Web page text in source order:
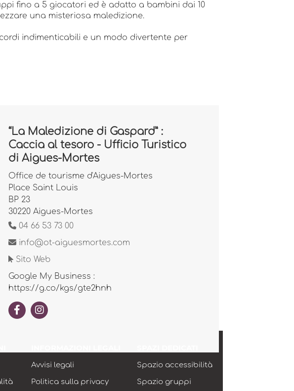
fino a 5 giocatori ed è adatto a bambini dai 10
una misteriosa maledizione.
indimenticabili e un modo divertente per
“La Maledizione di Gaspard” :
Caccia al tesoro - Ufficio Turistico
di Aigues-Mortes
Office de tourisme d'Aigues-Mortes
Place Saint Louis
BP 23
30220 Aigues-Mortes
04 66 53 73 00
info@ot-aiguesmortes.com
Sito Web
Google My Business :
https://g.co/kgs/gte2hnh
Avvisi legali
Politica sulla privacy
Spazio accessibilità
Spazio gruppi